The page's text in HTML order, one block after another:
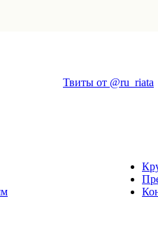
Твиты от @ru_riata